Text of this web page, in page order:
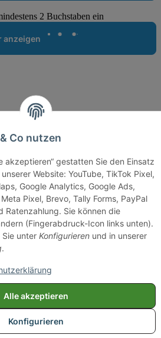
Alle akzeptieren
Konfigurieren
Co nutzen
akzeptieren“ gestatten Sie den Einsatz
Website: YouTube, TikTok Pixel,
Google Analytics, Google Ads,
Pixel, Brevo, Tally Forms, PayPal
Ratenzahlung. Sie können die
(Fingerabdruck-Icon links unten).
Sie unter Konfigurieren und in unserer
.
2 Buchstaben ein
anzeigen